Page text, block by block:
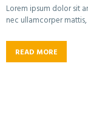
Lorem ipsum dolor sit
nec ullamcorper
READ MORE